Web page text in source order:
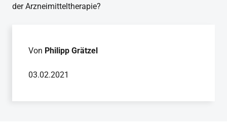
der Arzneimitteltherapie?
Von Philipp Grätzel
03.02.2021